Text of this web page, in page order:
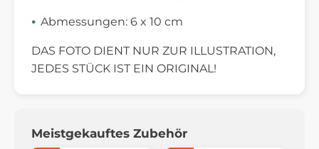
Abmessungen: 6 x 10 cm
DAS FOTO DIENT NUR ZUR ILLUSTRATION,
JEDES STÜCK IST EIN ORIGINAL!
Meistgekauftes Zubehör